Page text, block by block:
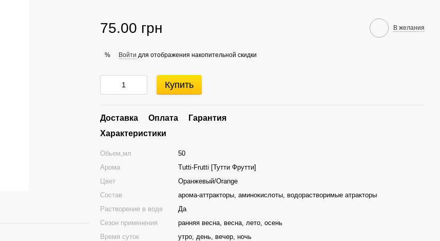
75.00 грн В желания
% Войти для отображения накопительной скидки
Купить
Доставка Оплата
Гарантия
Характеристики
Обьем,мл
50
Арома
Tutti-Frutti [Тутти Фрутти]
Цвет
Оранжевый/Orange
Состав
арома-аттракторы, аминокислоты, водорастворимые атракторы
Растворение в воде
Да
Сезон применения
ранняя весна, весна, лето, осень
Время суток
утро, день, вечер, ночь